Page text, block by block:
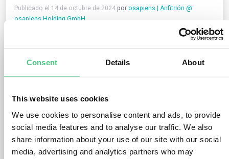
Consent Details About
This website uses cookies
We use cookies to personalise content and ads, to provide
social media features and to analyse our traffic. We also
share information about your use of our site with our social
media, advertising and analytics partners who may
Publicado el 14 de octubre de 2024 por osapiens | Anfitrión @
osapiens Holding GmbH
principales productores
revestimientos murales de diseño y vinilo. La empresa familiar
es pionera en sostenibilidad.
Con una cartera de productos muy amplia compuesta por
procesos operativos complejos , y el cumplimiento de las
numerosas normativas legales exige presentar su cadena de
suministro de forma transparente. El Grupo Classendebe
cumplir la EUDR y la LkSG, lo que implica recopilar y verificar